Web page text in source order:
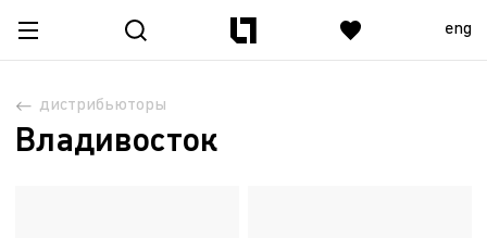
eng
дистрибьюторы
Владивосток